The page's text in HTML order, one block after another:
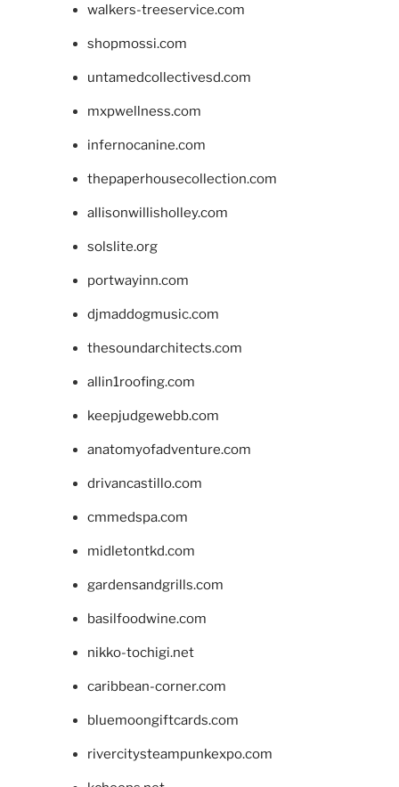
walkers-treeservice.com
shopmossi.com
untamedcollectivesd.com
mxpwellness.com
infernocanine.com
thepaperhousecollection.com
allisonwillisholley.com
solslite.org
portwayinn.com
djmaddogmusic.com
thesoundarchitects.com
allin1roofing.com
keepjudgewebb.com
anatomyofadventure.com
drivancastillo.com
cmmedspa.com
midletontkd.com
gardensandgrills.com
basilfoodwine.com
nikko-tochigi.net
caribbean-corner.com
bluemoongiftcards.com
rivercitysteampunkexpo.com